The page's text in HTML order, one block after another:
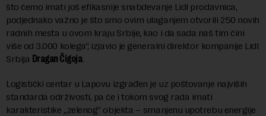
što ćemo imati još efikasnije snabdevanje Lidl prodavnica,
podjednako važno je što smo ovim ulaganjem otvorili 250 novih
radnih mesta u ovom kraju Srbije, kao i da sada naš tim čini
više od 3.000 kolega“, izjavio je generalni direktor kompanije Lidl
Srbija Dragan Čigoja.
Logistički centar u Lapovu izgrađen je uz poštovanje najviših
standarda održivosti, pa će i tokom svog rada imati
karakteristike „zelenog“ objekta – smanjenu upotrebu energije